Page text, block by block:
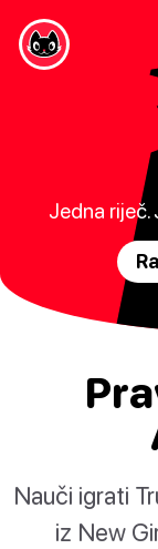
Jedna riječ.
Nauči igrati
iz New